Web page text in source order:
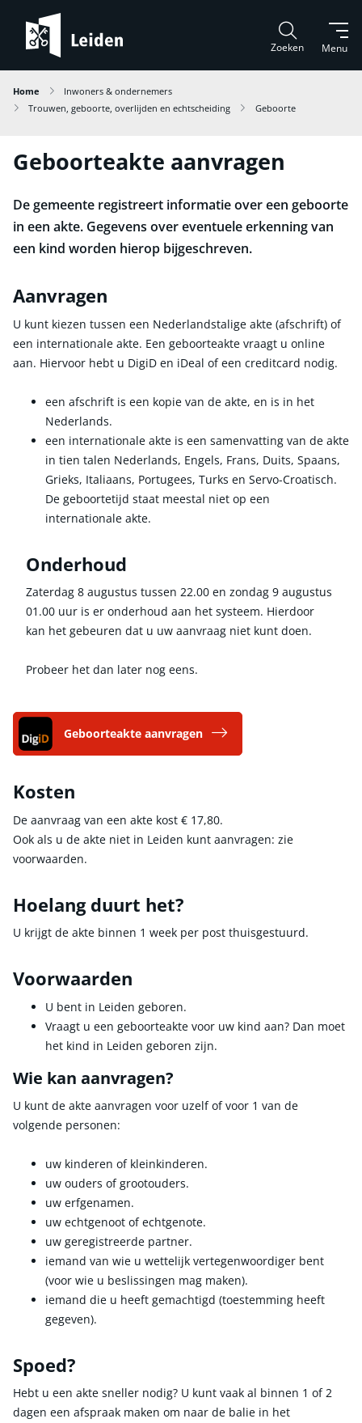
Menu
Zoeken
Home
Inwoners & ondernemers
Trouwen, geboorte, overlijden en echtscheiding
Geboorte
Geboorteakte aanvragen
De gemeente registreert informatie over een geboorte
in een akte. Gegevens over eventuele erkenning van
een kind worden hierop bijgeschreven.
Aanvragen
U kunt kiezen tussen een Nederlandstalige akte (afschrift) of
een internationale akte. Een geboorteakte vraagt u online
aan. Hiervoor hebt u DigiD en iDeal of een creditcard nodig.
een afschrift is een kopie van de akte, en is in het
Nederlands.
een internationale akte is een samenvatting van de akte
in tien talen Nederlands, Engels, Frans, Duits, Spaans,
Grieks, Italiaans, Portugees, Turks en Servo-Croatisch.
De geboortetijd staat meestal niet op een
internationale akte.
Onderhoud
Zaterdag 8 augustus tussen 22.00 en zondag 9 augustus
01.00 uur is er onderhoud aan het systeem. Hierdoor
kan het gebeuren dat u uw aanvraag niet kunt doen.
Probeer het dan later nog eens.
Geboorteakte aanvragen
Kosten
De aanvraag van een akte kost € 17,80.
Ook als u de akte niet in Leiden kunt aanvragen: zie
voorwaarden.
Hoelang duurt het?
U krijgt de akte binnen 1 week per post thuisgestuurd.
Voorwaarden
U bent in Leiden geboren.
Vraagt u een geboorteakte voor uw kind aan? Dan moet
het kind in Leiden geboren zijn.
Wie kan aanvragen?
U kunt de akte aanvragen voor uzelf of voor 1 van de
volgende personen:
uw kinderen of kleinkinderen.
uw ouders of grootouders.
uw erfgenamen.
uw echtgenoot of echtgenote.
uw geregistreerde partner.
iemand van wie u wettelijk vertegenwoordiger bent
(voor wie u beslissingen mag maken).
iemand die u heeft gemachtigd (toestemming heeft
gegeven).
Spoed?
Hebt u een akte sneller nodig? U kunt vaak al binnen 1 of 2
dagen een afspraak maken om naar de balie in het